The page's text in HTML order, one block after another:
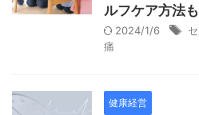
ルフケア方法も
2024/1/6
痛
健康経営